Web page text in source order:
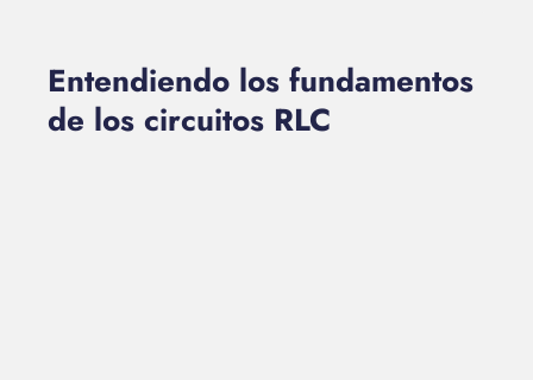
Entendiendo los fundamentos
de los circuitos RLC